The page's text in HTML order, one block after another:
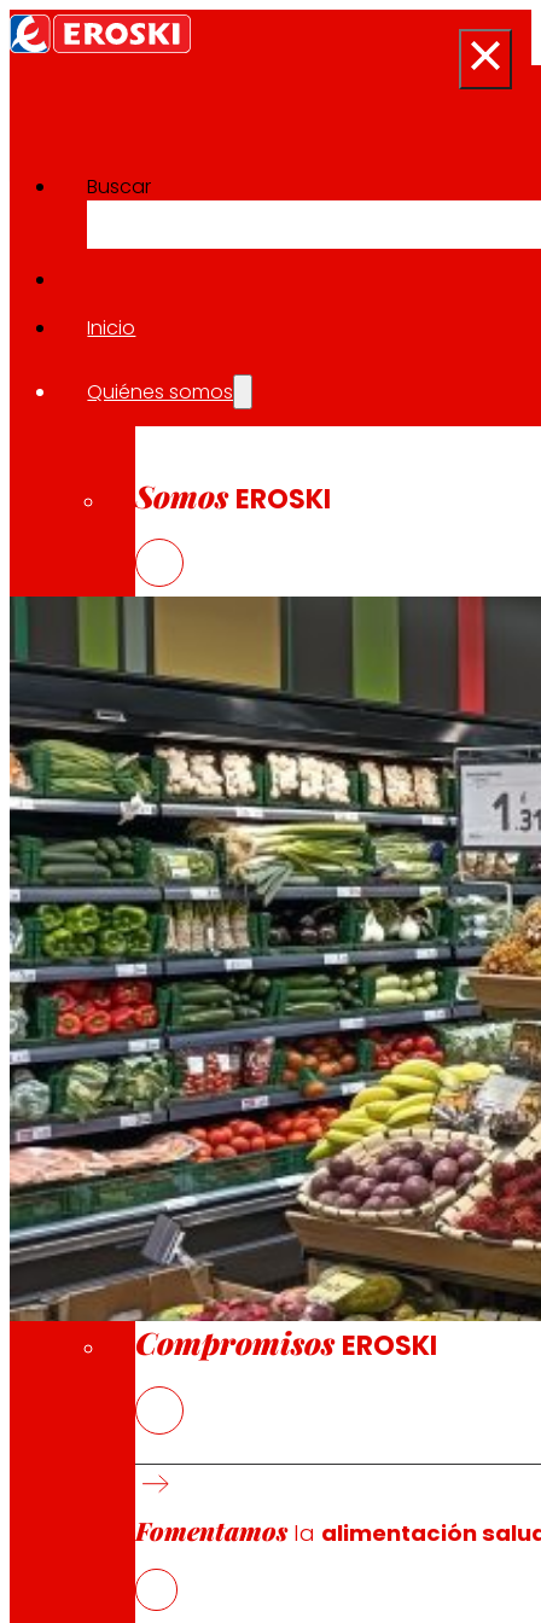
Buscar
Inicio
Quiénes somos
Somos EROSKI
Así somos
Todo nuestro ADN: un viaje por la misión, la
Cooperativa
Somos por y para las personas. Descubre
Fundación
A través de nuestra Fundación impulsamos
Compromisos
Compromisos EROSKI
Fomentamosla alimentación
Sala de prensa
Volver a todas las noticias
29.08.2024
EROSKI inaugura un nuevo
La nueva tienda franquiciada ofrece a los
EROSKI mantiene el ritmo de aperturas